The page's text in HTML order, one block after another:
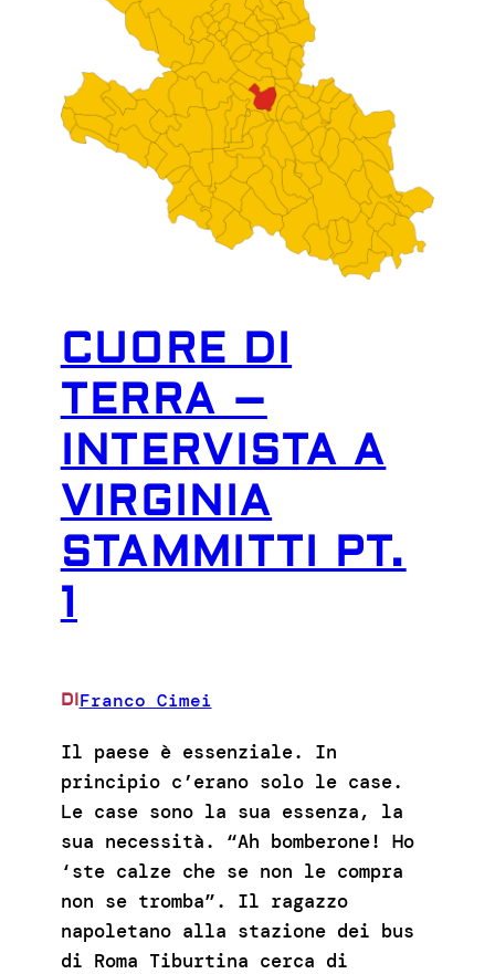
CUORE DI
TERRA –
INTERVISTA A
VIRGINIA
STAMMITTI PT.
1
DIFranco Cimei
Il paese è essenziale. In
principio c’erano solo le case.
Le case sono la sua essenza, la
sua necessità. “Ah bomberone! Ho
‘ste calze che se non le compra
non se tromba”. Il ragazzo
napoletano alla stazione dei bus
di Roma Tiburtina cerca di